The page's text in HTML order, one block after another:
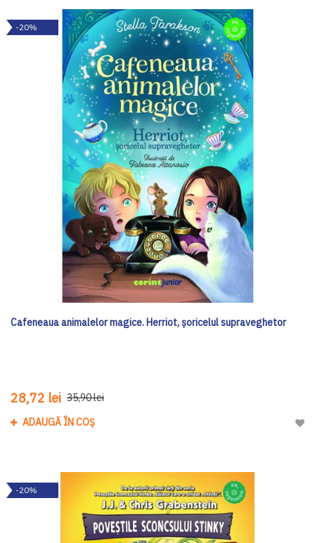
-20%
Cafeneaua animalelor magice. Herriot, șoricelul supraveghetor
28,72 lei 35,90 lei
ADAUGĂ ÎN COȘ
-20%